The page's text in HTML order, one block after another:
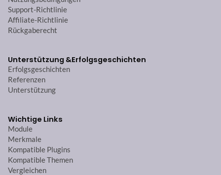
Support-Richtlinie
Affiliate-Richtlinie
Rückgaberecht
Unterstützung &Erfolgsgeschichten
Erfolgsgeschichten
Referenzen
Unterstützung
Wichtige Links
Module
Merkmale
Kompatible Plugins
Kompatible Themen
Vergleichen